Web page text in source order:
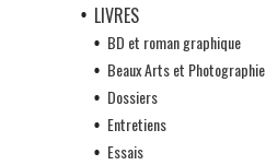
LIVRES
BD et roman graphique
Beaux Arts et Photographie
Dossiers
Entretiens
Essais